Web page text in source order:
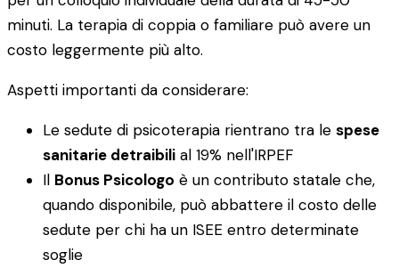
minuti. La terapia di coppia o familiare può avere un
costo leggermente più alto.
Aspetti importanti da considerare:
Le sedute di psicoterapia rientrano tra le spese
sanitarie detraibili al 19% nell'IRPEF
Il Bonus Psicologo è un contributo statale che,
quando disponibile, può abbattere il costo delle
sedute per chi ha un ISEE entro determinate
soglie